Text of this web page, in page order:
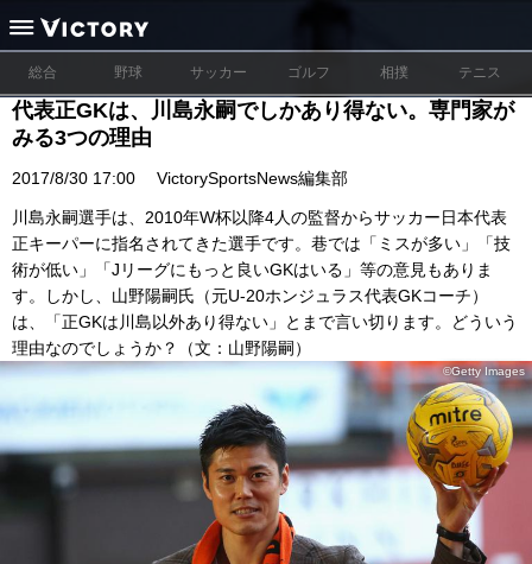
総合 野球 サッカー ゴルフ 相撲 テニス
代表正GKは、川島永嗣でしかあり得ない。専門家が
みる3つの理由
2017/8/30 17:00 VictorySportsNews編集部
川島永嗣選手は、2010年W杯以降4人の監督からサッカー日本代表
正キーパーに指名されてきた選手です。巷では「ミスが多い」「技
術が低い」「Jリーグにもっと良いGKはいる」等の意見もありま
す。しかし、山野陽嗣氏（元U-20ホンジュラス代表GKコーチ）
は、「正GKは川島以外あり得ない」とまで言い切ります。どういう
理由なのでしょうか？（文：山野陽嗣）
©Getty Images